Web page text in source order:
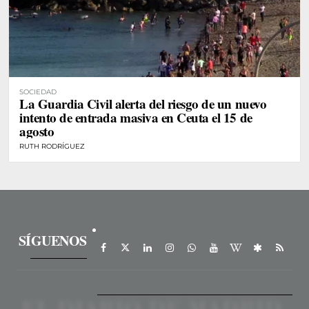
SOCIEDAD
La Guardia Civil alerta del riesgo de un nuevo
intento de entrada masiva en Ceuta el 15 de
agosto
RUTH RODRÍGUEZ
SÍGUENOS